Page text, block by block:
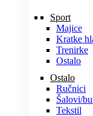
Sport
Majice
Kratke
Trenirke
Ostalo
Ostalo
Ručnici
Šalovi/
Tekstil